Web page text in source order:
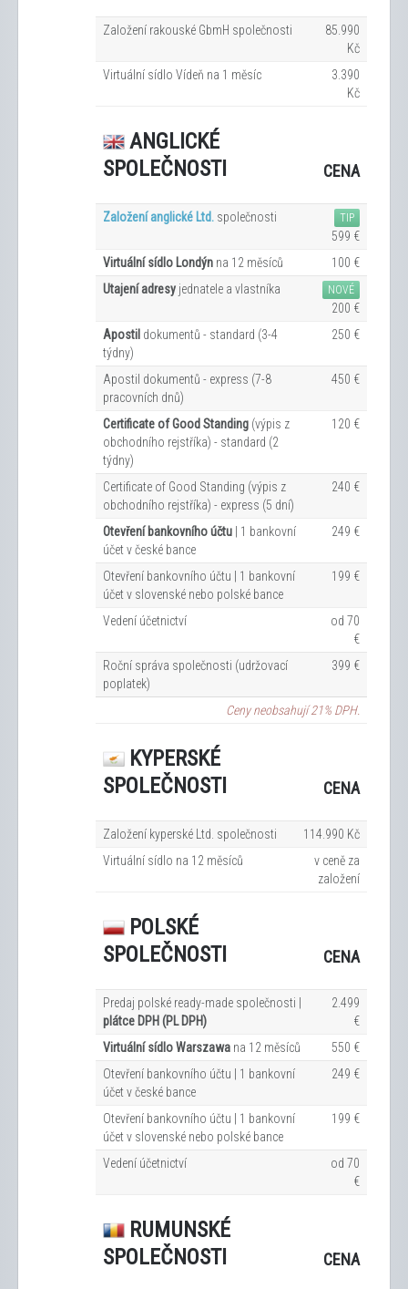
Založení rakouské GbmH společnosti
85.990
Kč
Virtuální sídlo Vídeň na 1 měsíc
3.390
Kč
ANGLICKÉ
SPOLEČNOSTI
CENA
Založení anglické Ltd. společnosti TIP
599 €
Virtuální sídlo Londýn na 12 měsíců
100 €
Utajení adresy jednatele a vlastníka NOVÉ
200 €
Apostil dokumentů - standard (3-4
týdny)
250 €
Apostil dokumentů - express (7-8
pracovních dnů)
450 €
Certificate of Good Standing (výpis z
obchodního rejstříka) - standard (2
týdny)
120 €
Certificate of Good Standing (výpis z
obchodního rejstříka) - express (5 dní)
240 €
Otevření bankovního účtu | 1 bankovní
účet v české bance
249 €
Otevření bankovního účtu | 1 bankovní
účet v slovenské nebo polské bance
199 €
Vedení účetnictví
od 70
€
Roční správa společnosti (udržovací
poplatek)
399 €
Ceny neobsahují 21% DPH.
KYPERSKÉ
SPOLEČNOSTI
CENA
Založení kyperské Ltd. společnosti
114.990 Kč
Virtuální sídlo na 12 měsíců
v ceně za
založení
POLSKÉ
SPOLEČNOSTI
CENA
Predaj polské ready-made společnosti |
plátce DPH (PL DPH)
2.499
€
Virtuální sídlo Warszawa na 12 měsíců
550 €
Otevření bankovního účtu | 1 bankovní
účet v české bance
249 €
Otevření bankovního účtu | 1 bankovní
účet v slovenské nebo polské bance
199 €
Vedení účetnictví
od 70
€
RUMUNSKÉ
SPOLEČNOSTI
CENA